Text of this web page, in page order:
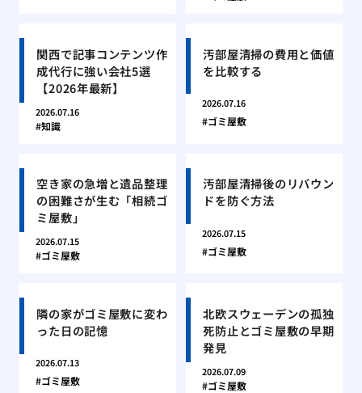
関西で記事コンテンツ作
成代行に強い会社5選
【2026年最新】
2026.07.16
知識
汚部屋清掃の費用と価値
を比較する
2026.07.16
ゴミ屋敷
空き家の急増と遺品整理
の困難さが生む「相続ゴ
ミ屋敷」
2026.07.15
ゴミ屋敷
汚部屋清掃後のリバウン
ドを防ぐ方法
2026.07.15
ゴミ屋敷
隣の家がゴミ屋敷に変わ
った日の記憶
2026.07.13
ゴミ屋敷
北欧スウェーデンの孤独
死防止とゴミ屋敷の早期
発見
2026.07.09
ゴミ屋敷